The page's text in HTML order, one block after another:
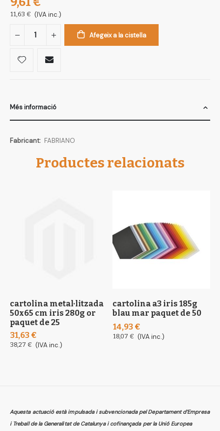
11,63 € (IVA inc.)
Afegeix a la cistella
Més informació
Més
FABRIANO
Productes relacionats
cartolina metal·litzada
50x65 cm iris 280g or
paquet de 25
31,63 €
38,27 € (IVA inc.)
cartolina a3 iris 185g
blau mar paquet de 50
14,93 €
18,07 € (IVA inc.)
Aquesta actuació està impulsada i subvencionada pel Departament d’Empresa
i Treball de la Generalitat de Catalunya i cofinançada per la Unió Europea